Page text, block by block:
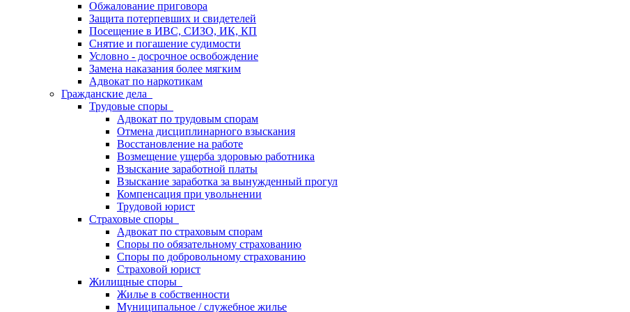
Обжалование приговора
Защита потерпевших и свидетелей
Посещение в ИВС, СИЗО, ИК, КП
Снятие и погашение судимости
Условно - досрочное освобождение
Замена наказания более мягким
Адвокат по наркотикам
Гражданские дела
Трудовые споры
Адвокат по трудовым спорам
Отмена дисциплинарного взыскания
Восстановление на работе
Возмещение ущерба здоровью работника
Взыскание заработной платы
Взыскание заработка за вынужденный прогул
Компенсация при увольнении
Трудовой юрист
Страховые споры
Адвокат по страховым спорам
Споры по обязательному страхованию
Споры по добровольному страхованию
Страховой юрист
Жилищные споры
Жилье в собственности
Муниципальное / служебное жилье